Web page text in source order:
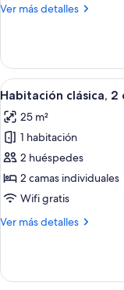
cama
grande
Ver más detalles
Más
clásica,
cama
matrimonio
grande
Abrir
todas
las
fotos
de
Habitación
clásica,
camas
7
Habitación clásica, 2
25 m²
1 habitación
2 huéspedes
2 camas individuales
Wifi gratis
Ver más detalles
Más
clásica,